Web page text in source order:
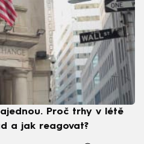
Proč trhy v létě
a jak reagovat?